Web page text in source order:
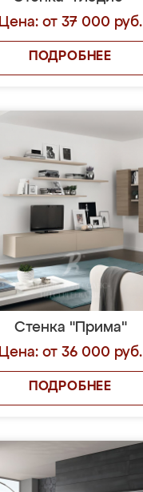
Цена: от 37 000 руб.
ПОДРОБНЕЕ
Стенка "Прима"
Цена: от 36 000 руб.
ПОДРОБНЕЕ